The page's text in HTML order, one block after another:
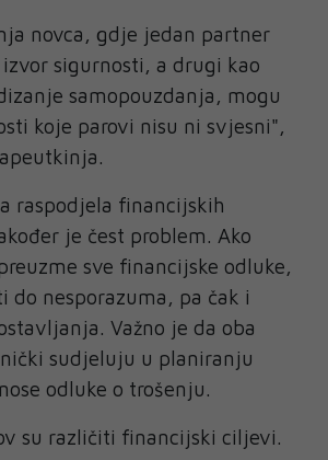
novca, gdje jedan partner
sigurnosti, a drugi kao
samopouzdanja, mogu
koje parovi nisu ni svjesni",
raspodjela financijskih
je čest problem. Ako
sve financijske odluke,
do nesporazuma, pa čak i
Važno je da oba
sudjeluju u planiranju
odluke o trošenju.
su različiti financijski ciljevi.